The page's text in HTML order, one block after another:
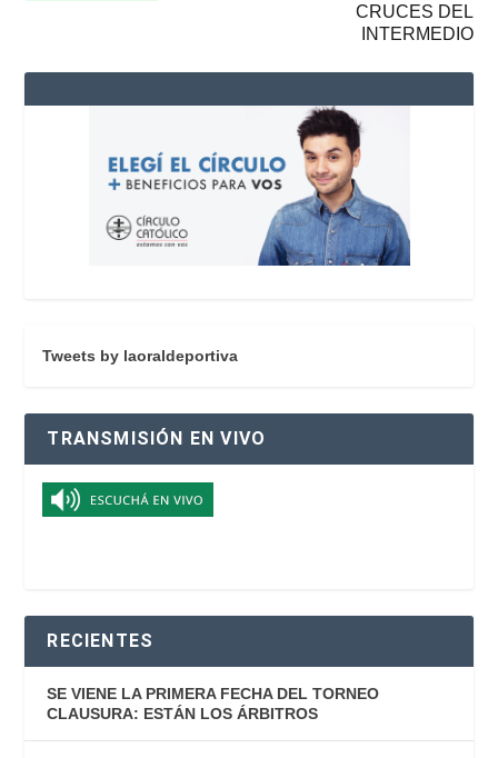
CRUCES DEL
INTERMEDIO
Tweets by laoraldeportiva
TRANSMISIÓN EN VIVO
RECIENTES
SE VIENE LA PRIMERA FECHA DEL TORNEO
CLAUSURA: ESTÁN LOS ÁRBITROS